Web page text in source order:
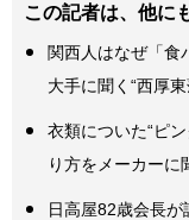
この記者は、他に
関西人はなぜ「食
大手に聞く“西厚
衣類についた“ピ
り方をメーカーに
日高屋82歳会長が